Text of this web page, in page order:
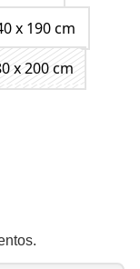
x 190 cm
x 200 cm